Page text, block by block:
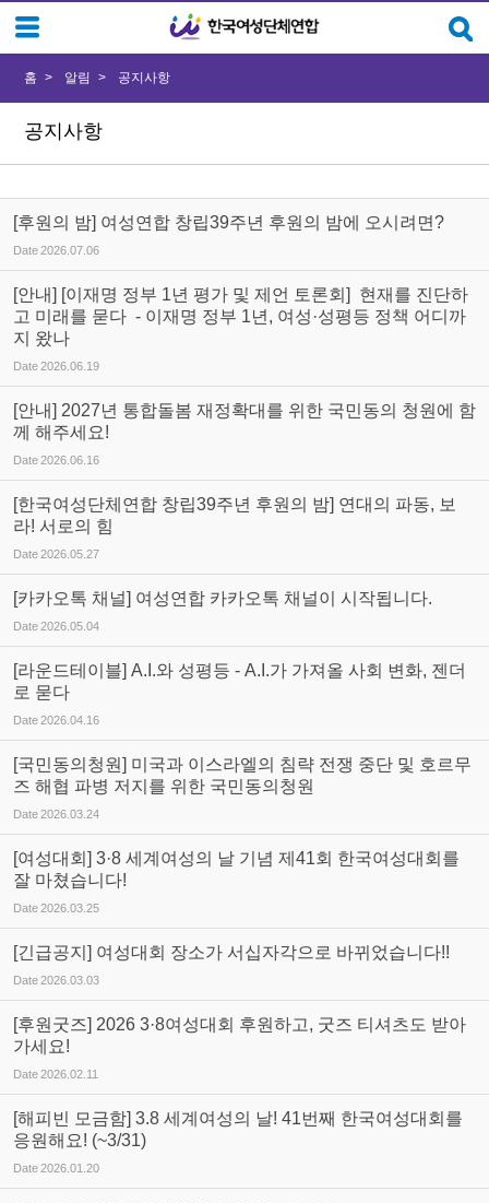
공지사항
홈 알림 공지사항
[후원의 밤] 여성연합 창립39주년 후원의 밤에 오시려면?
Date2026.07.06
[안내] [이재명 정부 1년 평가 및 제언 토론회] 현재를 진단하
고 미래를 묻다 - 이재명 정부 1년, 여성·성평등 정책 어디까
지 왔나
Date2026.06.19
[안내] 2027년 통합돌봄 재정확대를 위한 국민동의 청원에 함
께 해주세요!
Date2026.06.16
[한국여성단체연합 창립39주년 후원의 밤] 연대의 파동, 보
라! 서로의 힘
Date2026.05.27
[카카오톡 채널] 여성연합 카카오톡 채널이 시작됩니다.
Date2026.05.04
[라운드테이블] A.I.와 성평등 - A.I.가 가져올 사회 변화, 젠더
로 묻다
Date2026.04.16
[국민동의청원] 미국과 이스라엘의 침략 전쟁 중단 및 호르무
즈 해협 파병 저지를 위한 국민동의청원
Date2026.03.24
[여성대회] 3·8 세계여성의 날 기념 제41회 한국여성대회를
잘 마쳤습니다!
Date2026.03.25
[긴급공지] 여성대회 장소가 서십자각으로 바뀌었습니다!!
Date2026.03.03
[후원굿즈] 2026 3·8여성대회 후원하고, 굿즈 티셔츠도 받아
가세요!
Date2026.02.11
[해피빈 모금함] 3.8 세계여성의 날! 41번째 한국여성대회를
응원해요! (~3/31)
Date2026.01.20